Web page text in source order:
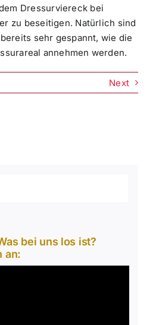
Dressurviereck bei
zu beseitigen. Natürlich sind
sehr gespannt, wie die
annehmen werden.
Next
bei uns los ist?
an: